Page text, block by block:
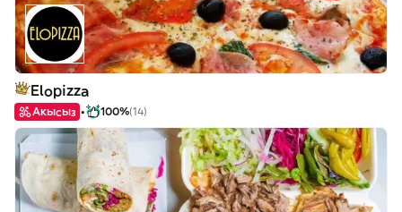
Elopizza
Акысыз 100%(14)